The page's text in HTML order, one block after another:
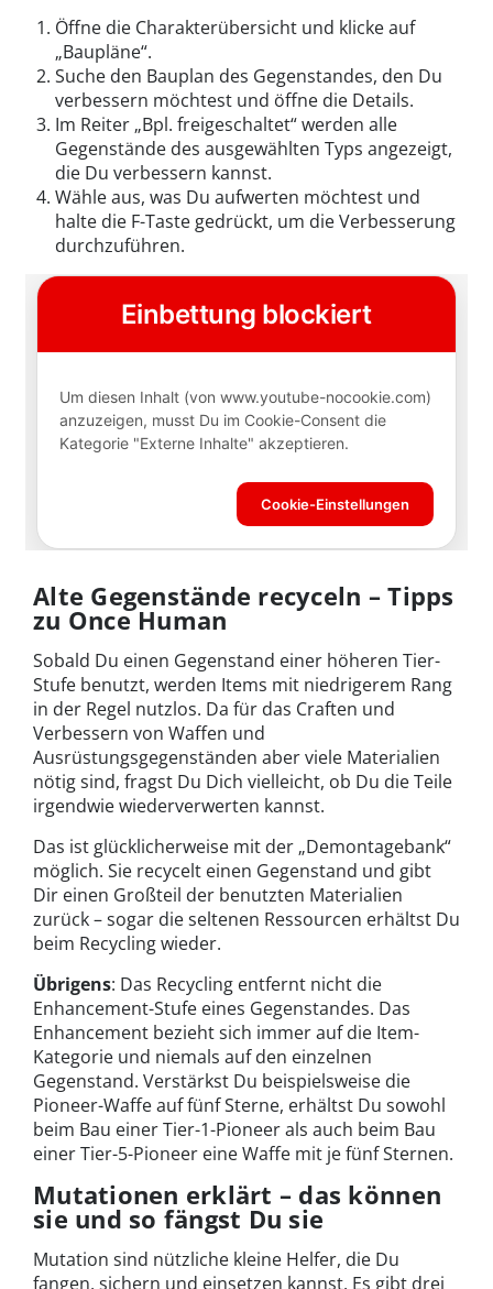
Öffne die Charakterübersicht und klicke auf
„Baupläne“.
Suche den Bauplan des Gegenstandes, den Du
verbessern möchtest und öffne die Details.
Im Reiter „Bpl. freigeschaltet“ werden alle
Gegenstände des ausgewählten Typs angezeigt,
die Du verbessern kannst.
Wähle aus, was Du aufwerten möchtest und
halte die F-Taste gedrückt, um die Verbesserung
durchzuführen.
Alte Gegenstände recyceln – Tipps
zu Once Human
Sobald Du einen Gegenstand einer höheren Tier-
Stufe benutzt, werden Items mit niedrigerem Rang
in der Regel nutzlos. Da für das Craften und
Verbessern von Waffen und
Ausrüstungsgegenständen aber viele Materialien
nötig sind, fragst Du Dich vielleicht, ob Du die Teile
irgendwie wiederverwerten kannst.
Das ist glücklicherweise mit der „Demontagebank“
möglich. Sie recycelt einen Gegenstand und gibt
Dir einen Großteil der benutzten Materialien
zurück – sogar die seltenen Ressourcen erhältst Du
beim Recycling wieder.
Übrigens: Das Recycling entfernt nicht die
Enhancement-Stufe eines Gegenstandes. Das
Enhancement bezieht sich immer auf die Item-
Kategorie und niemals auf den einzelnen
Gegenstand. Verstärkst Du beispielsweise die
Pioneer-Waffe auf fünf Sterne, erhältst Du sowohl
beim Bau einer Tier-1-Pioneer als auch beim Bau
einer Tier-5-Pioneer eine Waffe mit je fünf Sternen.
Mutationen erklärt – das können
sie und so fängst Du sie
Mutation sind nützliche kleine Helfer, die Du
fangen, sichern und einsetzen kannst. Es gibt drei